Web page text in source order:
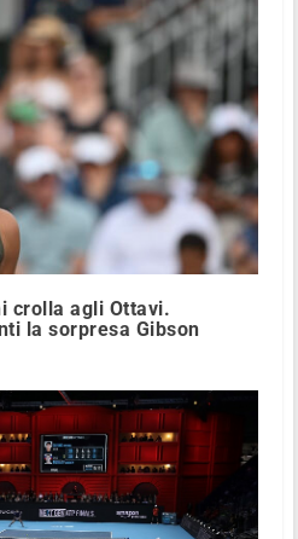
crolla agli Ottavi.
la sorpresa Gibson